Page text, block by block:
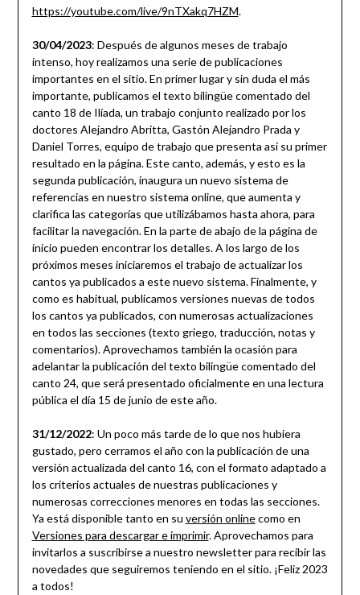
https://youtube.com/live/9nTXakq7HZM.
30/04/2023: Después de algunos meses de trabajo
intenso, hoy realizamos una serie de publicaciones
importantes en el sitio. En primer lugar y sin duda el más
importante, publicamos el texto bilingüe comentado del
canto 18 de Ilíada, un trabajo conjunto realizado por los
doctores Alejandro Abritta, Gastón Alejandro Prada y
Daniel Torres, equipo de trabajo que presenta así su primer
resultado en la página. Este canto, además, y esto es la
segunda publicación, inaugura un nuevo sistema de
referencias en nuestro sistema online, que aumenta y
clarifica las categorías que utilizábamos hasta ahora, para
facilitar la navegación. En la parte de abajo de la página de
inicio pueden encontrar los detalles. A los largo de los
próximos meses iniciaremos el trabajo de actualizar los
cantos ya publicados a este nuevo sistema. Finalmente, y
como es habitual, publicamos versiones nuevas de todos
los cantos ya publicados, con numerosas actualizaciones
en todos las secciones (texto griego, traducción, notas y
comentarios). Aprovechamos también la ocasión para
adelantar la publicación del texto bilingüe comentado del
canto 24, que será presentado oficialmente en una lectura
pública el día 15 de junio de este año.
31/12/2022: Un poco más tarde de lo que nos hubiera
gustado, pero cerramos el año con la publicación de una
versión actualizada del canto 16, con el formato adaptado a
los criterios actuales de nuestras publicaciones y
numerosas correcciones menores en todas las secciones.
Ya está disponible tanto en su versión onlinecomo en
Versiones para descargar e imprimir. Aprovechamos para
invitarlos a suscribirse a nuestro newsletter para recibir las
novedades que seguiremos teniendo en el sitio. ¡Feliz 2023
a todos!